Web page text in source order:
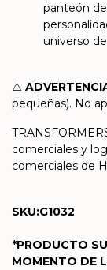
panteón
universo
⚠️
pequeñas). No
comerciales y
comerciales de
SKU:G1032
*PRODUCTO
MOMENTO DE